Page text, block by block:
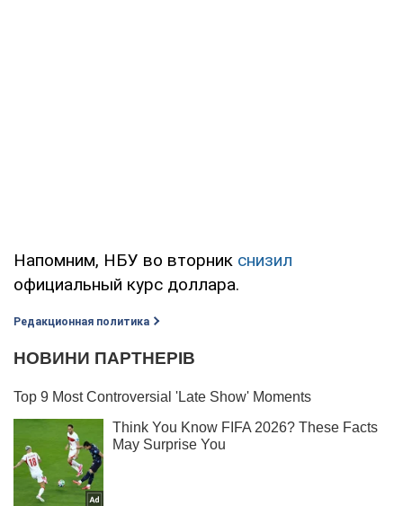
Напомним, НБУ во вторник снизил
официальный курс доллара.
Редакционная политика